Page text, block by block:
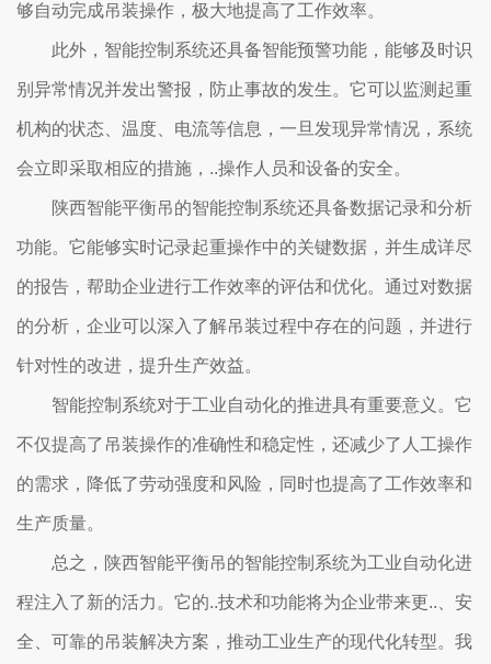
够自动完成吊装操作，极大地提高了工作效率。
此外，智能控制系统还具备智能预警功能，能够及时识
别异常情况并发出警报，防止事故的发生。它可以监测起重
机构的状态、温度、电流等信息，一旦发现异常情况，系统
会立即采取相应的措施，..操作人员和设备的安全。
陕西智能平衡吊的智能控制系统还具备数据记录和分析
功能。它能够实时记录起重操作中的关键数据，并生成详尽
的报告，帮助企业进行工作效率的评估和优化。通过对数据
的分析，企业可以深入了解吊装过程中存在的问题，并进行
针对性的改进，提升生产效益。
智能控制系统对于工业自动化的推进具有重要意义。它
不仅提高了吊装操作的准确性和稳定性，还减少了人工操作
的需求，降低了劳动强度和风险，同时也提高了工作效率和
生产质量。
总之，陕西智能平衡吊的智能控制系统为工业自动化进
程注入了新的活力。它的..技术和功能将为企业带来更..、安
全、可靠的吊装解决方案，推动工业生产的现代化转型。我